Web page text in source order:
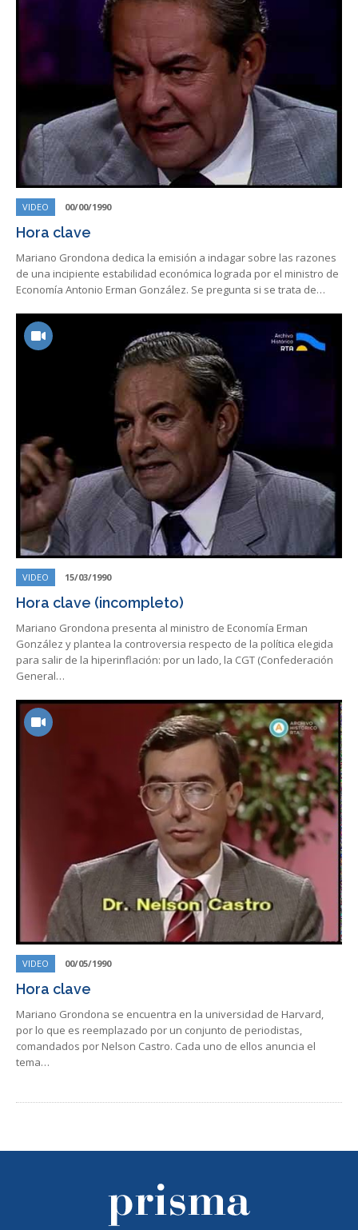
VIDEO 00/00/1990
Hora clave
Mariano Grondona dedica la emisión a indagar sobre las razones
de una incipiente estabilidad económica lograda por el ministro de
Economía Antonio Erman González. Se pregunta si se trata de…
VIDEO 15/03/1990
Hora clave (incompleto)
Mariano Grondona presenta al ministro de Economía Erman
González y plantea la controversia respecto de la política elegida
para salir de la hiperinflación: por un lado, la CGT (Confederación
General…
VIDEO 00/05/1990
Hora clave
Mariano Grondona se encuentra en la universidad de Harvard,
por lo que es reemplazado por un conjunto de periodistas,
comandados por Nelson Castro. Cada uno de ellos anuncia el
tema…